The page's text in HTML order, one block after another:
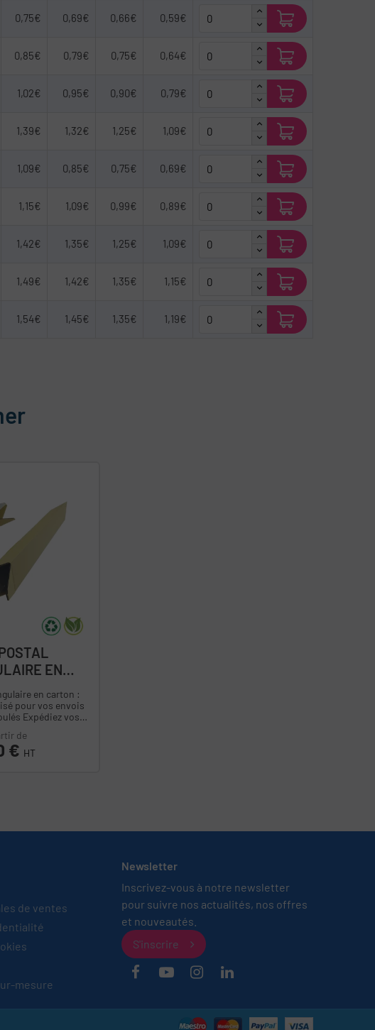
0,75€ 0,69€ 0,66€ 0,59€
0,85€ 0,79€ 0,75€ 0,64€
1,02€ 0,95€ 0,90€ 0,79€
1,39€ 1,32€ 1,25€ 1,09€
1,09€ 0,85€ 0,75€ 0,69€
1,15€ 1,09€ 0,99€ 0,89€
1,42€ 1,35€ 1,25€ 1,09€
1,49€ 1,42€ 1,35€ 1,15€
1,54€ 1,45€ 1,35€ 1,19€
EN
en carton :
pour vos envois
vos
posters ou
de
€ HT
de ventes
mesure
Newsletter
Inscrivez-vous à notre newsletter
pour suivre nos actualités, nos offres
et nouveautés.
S'inscrire
FacebookYouTubeInstagram